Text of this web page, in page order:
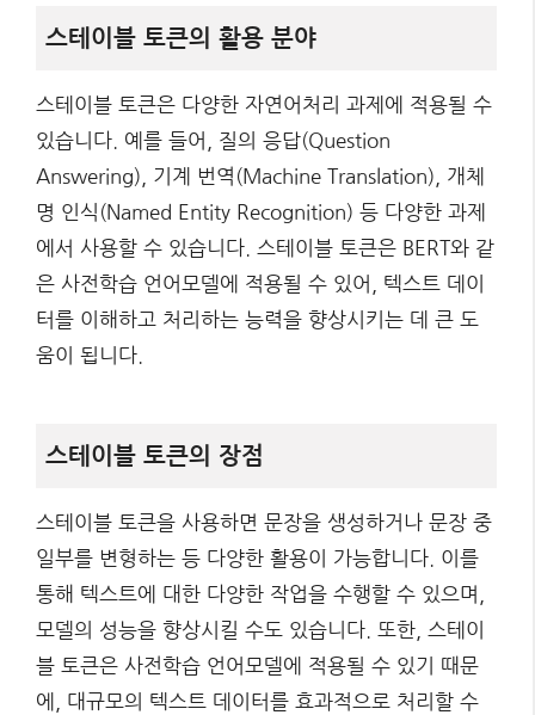
스테이블 토큰의 활용 분야
스테이블 토큰은 다양한 자연어처리 과제에 적용될 수
있습니다. 예를 들어, 질의 응답(Question
Answering), 기계 번역(Machine Translation), 개체
명 인식(Named Entity Recognition) 등 다양한 과제
에서 사용할 수 있습니다. 스테이블 토큰은 BERT와 같
은 사전학습 언어모델에 적용될 수 있어, 텍스트 데이
터를 이해하고 처리하는 능력을 향상시키는 데 큰 도
움이 됩니다.
스테이블 토큰의 장점
스테이블 토큰을 사용하면 문장을 생성하거나 문장 중
일부를 변형하는 등 다양한 활용이 가능합니다. 이를
통해 텍스트에 대한 다양한 작업을 수행할 수 있으며,
모델의 성능을 향상시킬 수도 있습니다. 또한, 스테이
블 토큰은 사전학습 언어모델에 적용될 수 있기 때문
에, 대규모의 텍스트 데이터를 효과적으로 처리할 수